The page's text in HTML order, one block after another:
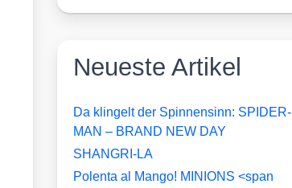
Neueste Artikel
Da klingelt der Spinnensinn: SPIDER-
MAN – BRAND NEW DAY
SHANGRI-LA
Polenta al Mango! MINIONS <span